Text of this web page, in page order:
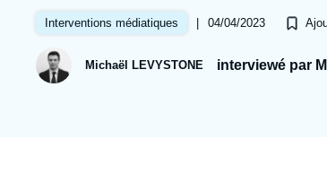
Partenariats et réseaux
Nous soutenir en tant que professionnel
Intelligence artificielle
Guerre en Ukraine
Interventions médiatiques | 04/04/2023
Michaël LEVYSTONE interviewé par